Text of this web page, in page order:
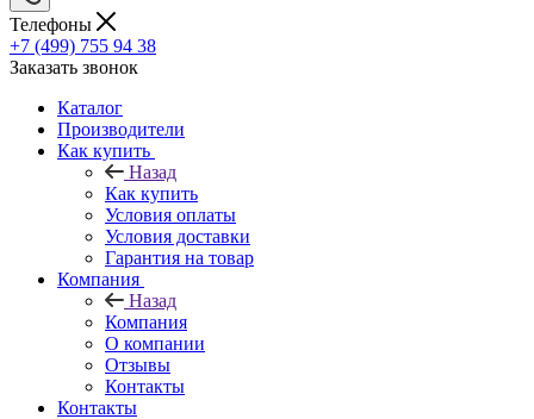
Телефоны
+7 (499) 755 94 38
Заказать звонок
Каталог
Производители
Как купить
Назад
Как купить
Условия оплаты
Условия доставки
Гарантия на товар
Компания
Назад
Компания
О компании
Отзывы
Контакты
Контакты